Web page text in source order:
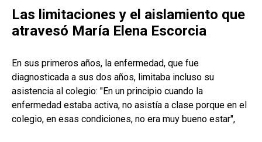
Las limitaciones y el aislamiento que
atravesó María Elena Escorcia
En sus primeros años, la enfermedad, que fue
diagnosticada a sus dos años, limitaba incluso su
asistencia al colegio: "En un principio cuando la
enfermedad estaba activa, no asistía a clase porque en el
colegio, en esas condiciones, no era muy bueno estar",